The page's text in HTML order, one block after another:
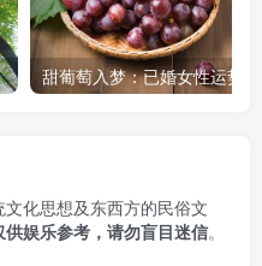
甜葡萄入梦：已婚女性运势
化思想及东西方的民俗文
供娱乐参考，请勿盲目迷信。